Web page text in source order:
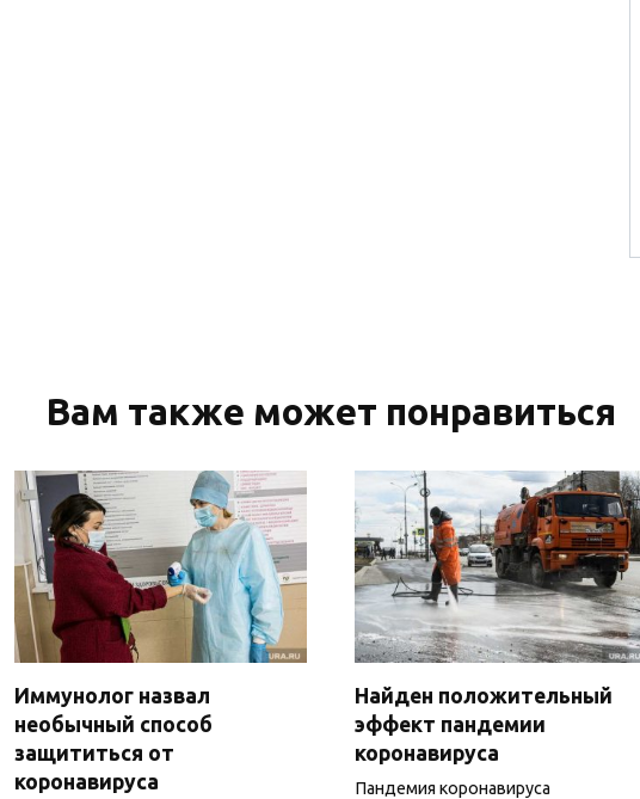
Вам также может понравиться
Иммунолог назвал
необычный способ
защититься от
коронавируса
Найден положительный
эффект пандемии
коронавируса
Пандемия коронавируса